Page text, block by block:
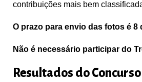
contribuições mais bem
O prazo para envio das fotos é 8
Não é necessário participar do
Resultados do